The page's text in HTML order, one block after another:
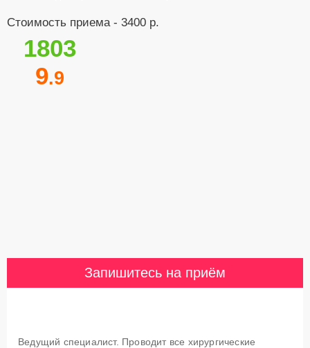
Стоимость приема - 3400 р.
1803
9.9
Запишитесь на приём
Ведущий специалист. Проводит все хирургические